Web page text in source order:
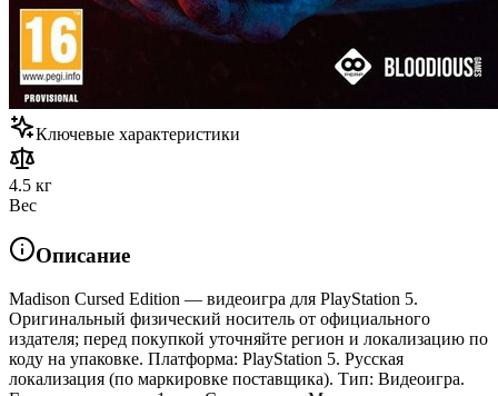
Ключевые характеристики
4.5 кг
Вес
Описание
Madison Cursed Edition — видеоигра для PlayStation 5.
Оригинальный физический носитель от официального
издателя; перед покупкой уточняйте регион и локализацию по
коду на упаковке. Платформа: PlayStation 5. Русская
локализация (по маркировке поставщика). Тип: Видеоигра.